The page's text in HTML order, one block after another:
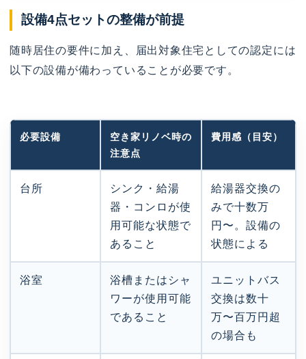
設備4点セットの整備が前提
随時居住の要件に加え、届出対象住宅としての認定には
以下の設備が備わっていることが必要です。
必要設備
空き家リノベ時の
注意点
費用感（目安）
台所
シンク・給湯
器・コンロが使
用可能な状態で
あること
給湯器交換の
みで十数万
円〜。設備の
状態による
浴室
浴槽またはシャ
ワーが使用可能
であること
ユニットバス
交換は数十
万〜百万円超
の場合も